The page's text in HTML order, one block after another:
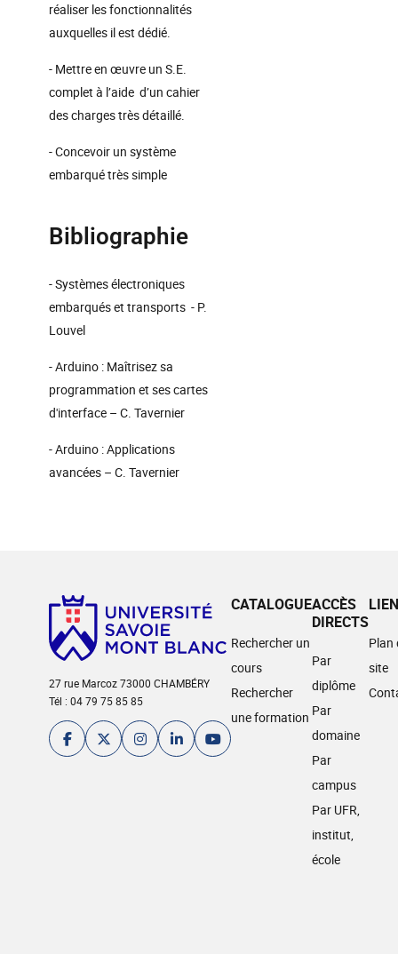
réaliser les fonctionnalités
auxquelles il est dédié.
- Mettre en œuvre un S.E.
complet à l’aide d’un cahier
des charges très détaillé.
- Concevoir un système
embarqué très simple
Bibliographie
- Systèmes électroniques
embarqués et transports - P.
Louvel
- Arduino : Maîtrisez sa
programmation et ses cartes
d'interface – C. Tavernier
- Arduino : Applications
avancées – C. Tavernier
27 rue Marcoz 73000 CHAMBÉRY
Tél : 04 79 75 85 85
CATALOGUE
Rechercher un
cours
Rechercher
une formation
ACCÈS
DIRECTS
Par
diplôme
Par
domaine
Par
campus
Par UFR,
institut,
école
Plan
site